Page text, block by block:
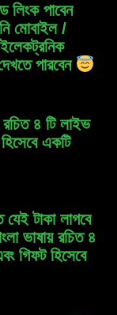
লিংক পাবেন
মোবাইল /
পারবেন
রচিত ৪ টি লাইভ
একটি
টাকা লাগবে
ভাষায় রচিত ৪
গিফট হিসেবে